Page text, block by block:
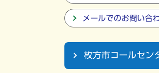
メールでのお問い合
枚方市コールセン